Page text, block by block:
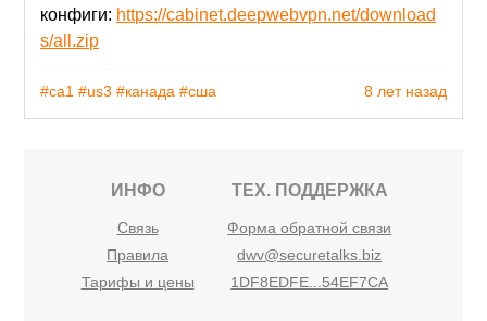
конфиги: https://cabinet.deepwebvpn.net/download
s/all.zip
8 лет назад
#ca1 #us3 #канада #сша
ИНФО
Связь
Правила
Тарифы и цены
ТЕХ. ПОДДЕРЖКА
Форма обратной связи
dwv@securetalks.biz
1DF8EDFE...54EF7CA